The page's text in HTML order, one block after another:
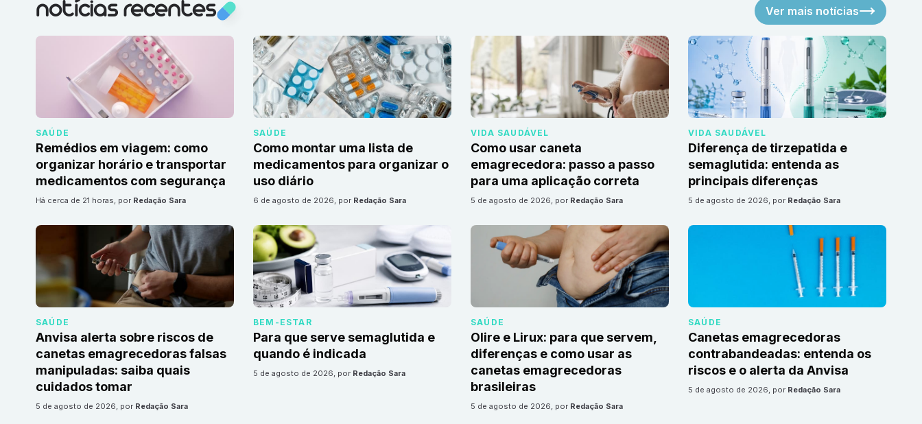
notícias recentes Ver mais notícias
SAÚDE
Remédios em viagem: como
organizar horário e transportar
medicamentos com segurança
há cerca de 21 horas, por Redação Sara
SAÚDE
Como montar uma lista de
medicamentos para organizar o
uso diário
6 de agosto de 2026, por Redação Sara
VIDA SAUDÁVEL
Como usar caneta
emagrecedora: passo a passo
para uma aplicação correta
5 de agosto de 2026, por Redação Sara
VIDA SAUDÁVEL
Diferença de tirzepatida e
semaglutida: entenda as
principais diferenças
5 de agosto de 2026, por Redação Sara
SAÚDE
Anvisa alerta sobre riscos de
canetas emagrecedoras falsas
manipuladas: saiba quais
cuidados tomar
5 de agosto de 2026, por Redação Sara
BEM-ESTAR
Para que serve semaglutida e
quando é indicada
5 de agosto de 2026, por Redação Sara
SAÚDE
Olire e Lirux: para que servem,
diferenças e como usar as
canetas emagrecedoras
brasileiras
5 de agosto de 2026, por Redação Sara
SAÚDE
Canetas emagrecedoras
contrabandeadas: entenda os
riscos e o alerta da Anvisa
5 de agosto de 2026, por Redação Sara